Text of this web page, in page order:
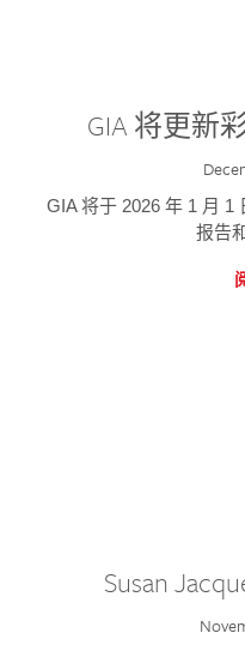
GIA 将更新
GIA 将于 2026 年 1 月 1
报告
Susan